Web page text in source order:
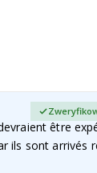
être
ils sont arrivés